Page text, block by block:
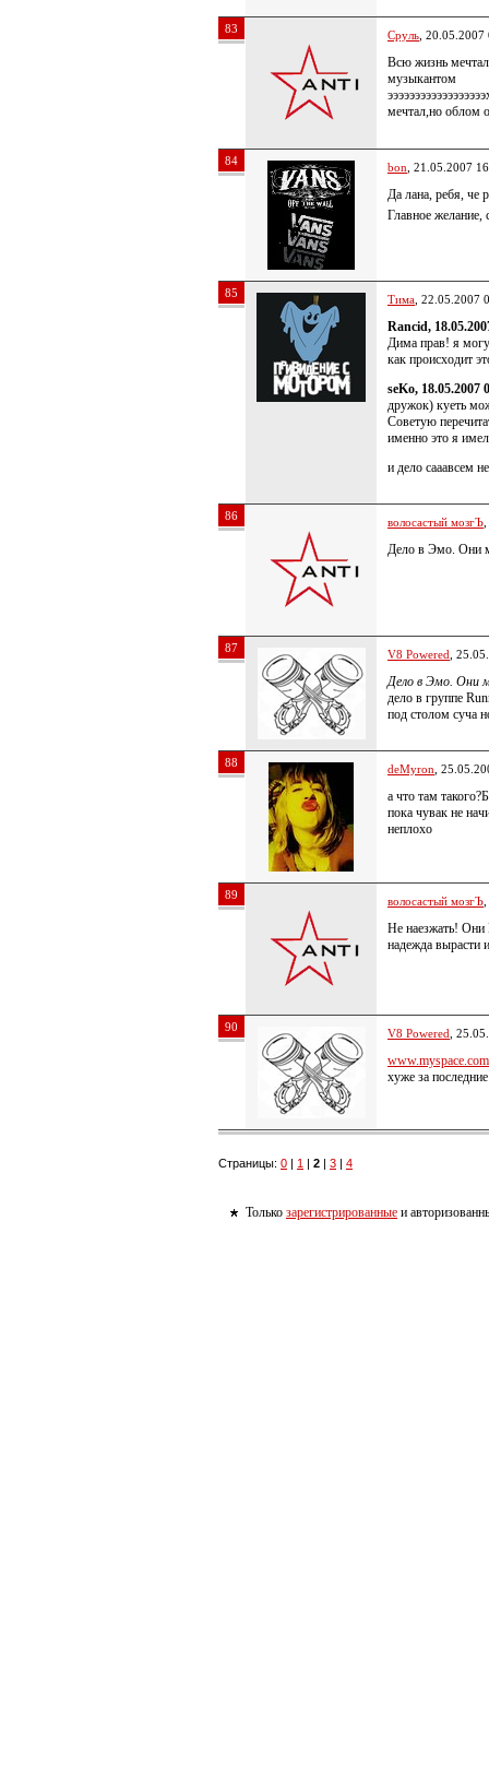
83 Сруль ,
Всю жизнь
музыкантом
мечтал,но облом
84 bon , 21.05.2007
Да лана, ребя, че
Главное желание,
85 Тима , 22.05.2007
Rancid,
Дима прав! я могу
как происходит
seKo, 18.05.2007
дружок) куеть
Советую
именно это я
и дело сааавсем
86 волосастый мозгЪ
Дело в Эмо. Они
87 V8 Powered ,
Дело в Эмо. Они
дело в группе
под столом суча
88 deMyron ,
а что там
пока чувак не
неплохо
89 волосастый мозгЪ
Не наезжать! Они
надежда вырасти
90 V8 Powered ,
хуже за
Страницы: 0 | 1 | 2 | 3 | 4
Только зарегистрированные и